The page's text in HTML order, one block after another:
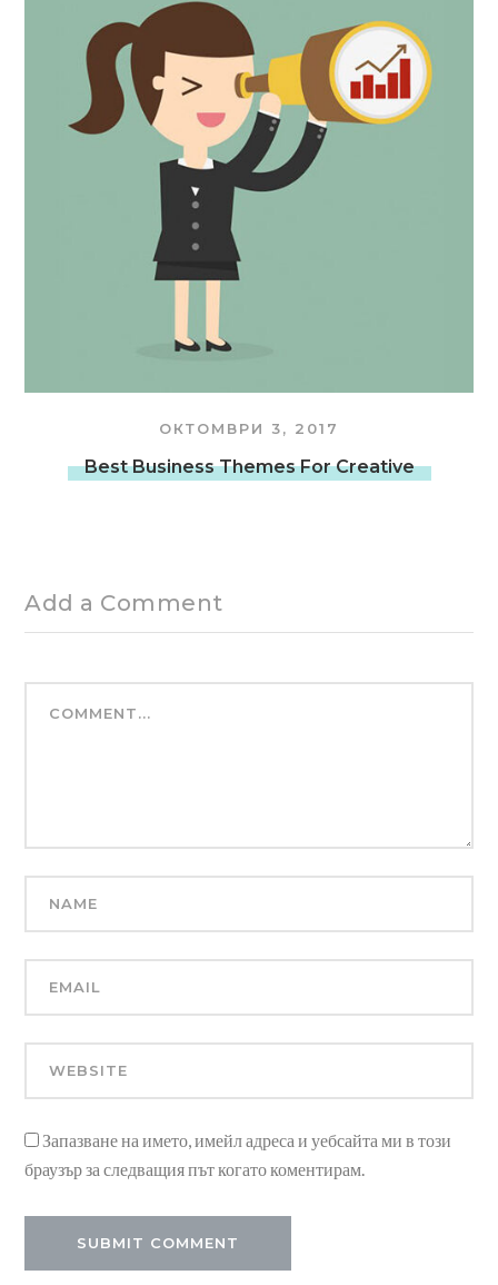
ОКТОМВРИ 3, 2017
Best Business Themes For Creative
Add a Comment
Запазване на името, имейл адреса и уебсайта ми в този
браузър за следващия път когато коментирам.